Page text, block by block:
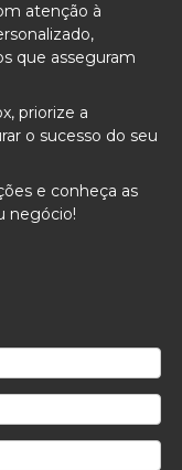
atenção à
que asseguram
priorize a
o sucesso do seu
e conheça as
negócio!